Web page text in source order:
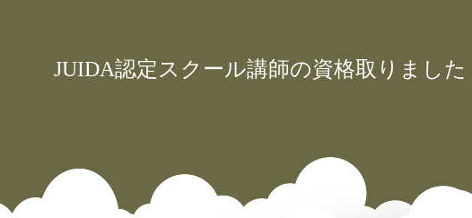
JUIDA認定スクール講師の資格取りました